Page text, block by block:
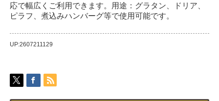
応で幅広くご利用できます。用途：グラタン、ドリア、
ピラフ、煮込みハンバーグ等で使用可能です。
UP:2607211129